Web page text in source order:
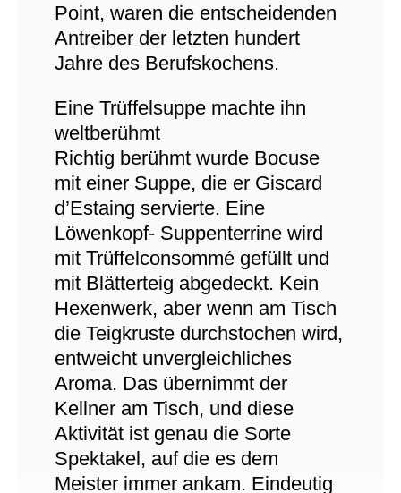
Point, waren die entscheidenden
Antreiber der letzten hundert
Jahre des Berufskochens.
Eine Trüffelsuppe machte ihn
weltberühmt
Richtig berühmt wurde Bocuse
mit einer Suppe, die er Giscard
d’Estaing servierte. Eine
Löwenkopf- Suppenterrine wird
mit Trüffelconsommé gefüllt und
mit Blätterteig abgedeckt. Kein
Hexenwerk, aber wenn am Tisch
die Teigkruste durchstochen wird,
entweicht unvergleichliches
Aroma. Das übernimmt der
Kellner am Tisch, und diese
Aktivität ist genau die Sorte
Spektakel, auf die es dem
Meister immer ankam. Eindeutig